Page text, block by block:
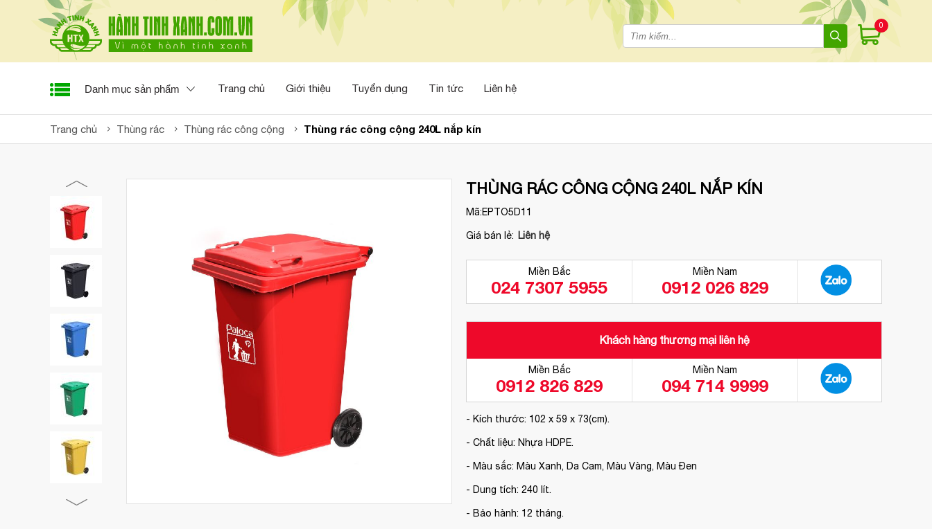
0
Danh mục sản phẩm Trang chủ Giới thiệu Tuyển dụng Tin tức Liên hệ
Trang chủ Thùng rác Thùng rác công cộng Thùng rác công cộng 240L nắp kín
THÙNG RÁC CÔNG CỘNG 240L NẮP KÍN
Mã:EPTO5D11
Giá bán lẻ: Liên hệ
Miền Bắc
024 7307 5955
Miền Nam
0912 026 829
Khách hàng thương mại liên hệ
Miền Bắc
0912 826 829
Miền Nam
094 714 9999
- Kích thước: 102 x 59 x 73(cm).
- Chất liệu: Nhựa HDPE.
- Màu sắc: Màu Xanh, Da Cam, Màu Vàng, Màu Đen
- Dung tích: 240 lít.
- Bảo hành: 12 tháng.